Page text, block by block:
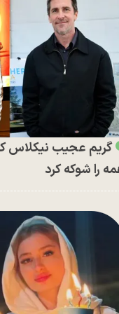
گریم عجیب نیکلاس
را شوکه کرد